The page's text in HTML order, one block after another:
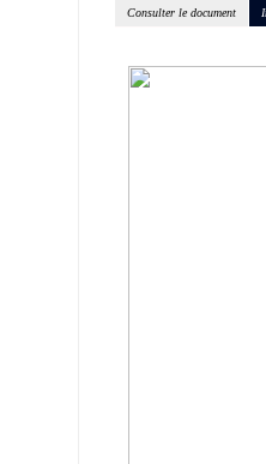
Consulter le document